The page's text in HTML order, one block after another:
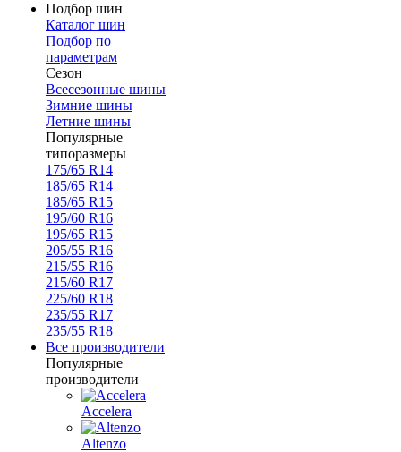
Подбор шин
Каталог шин
Подбор по
параметрам
Сезон
Всесезонные шины
Зимние шины
Летние шины
Популярные
типоразмеры
175/65 R14
185/65 R14
185/65 R15
195/60 R16
195/65 R15
205/55 R16
215/55 R16
215/60 R17
225/60 R18
235/55 R17
235/55 R18
Все производители
Популярные
производители
Accelera
Altenzo